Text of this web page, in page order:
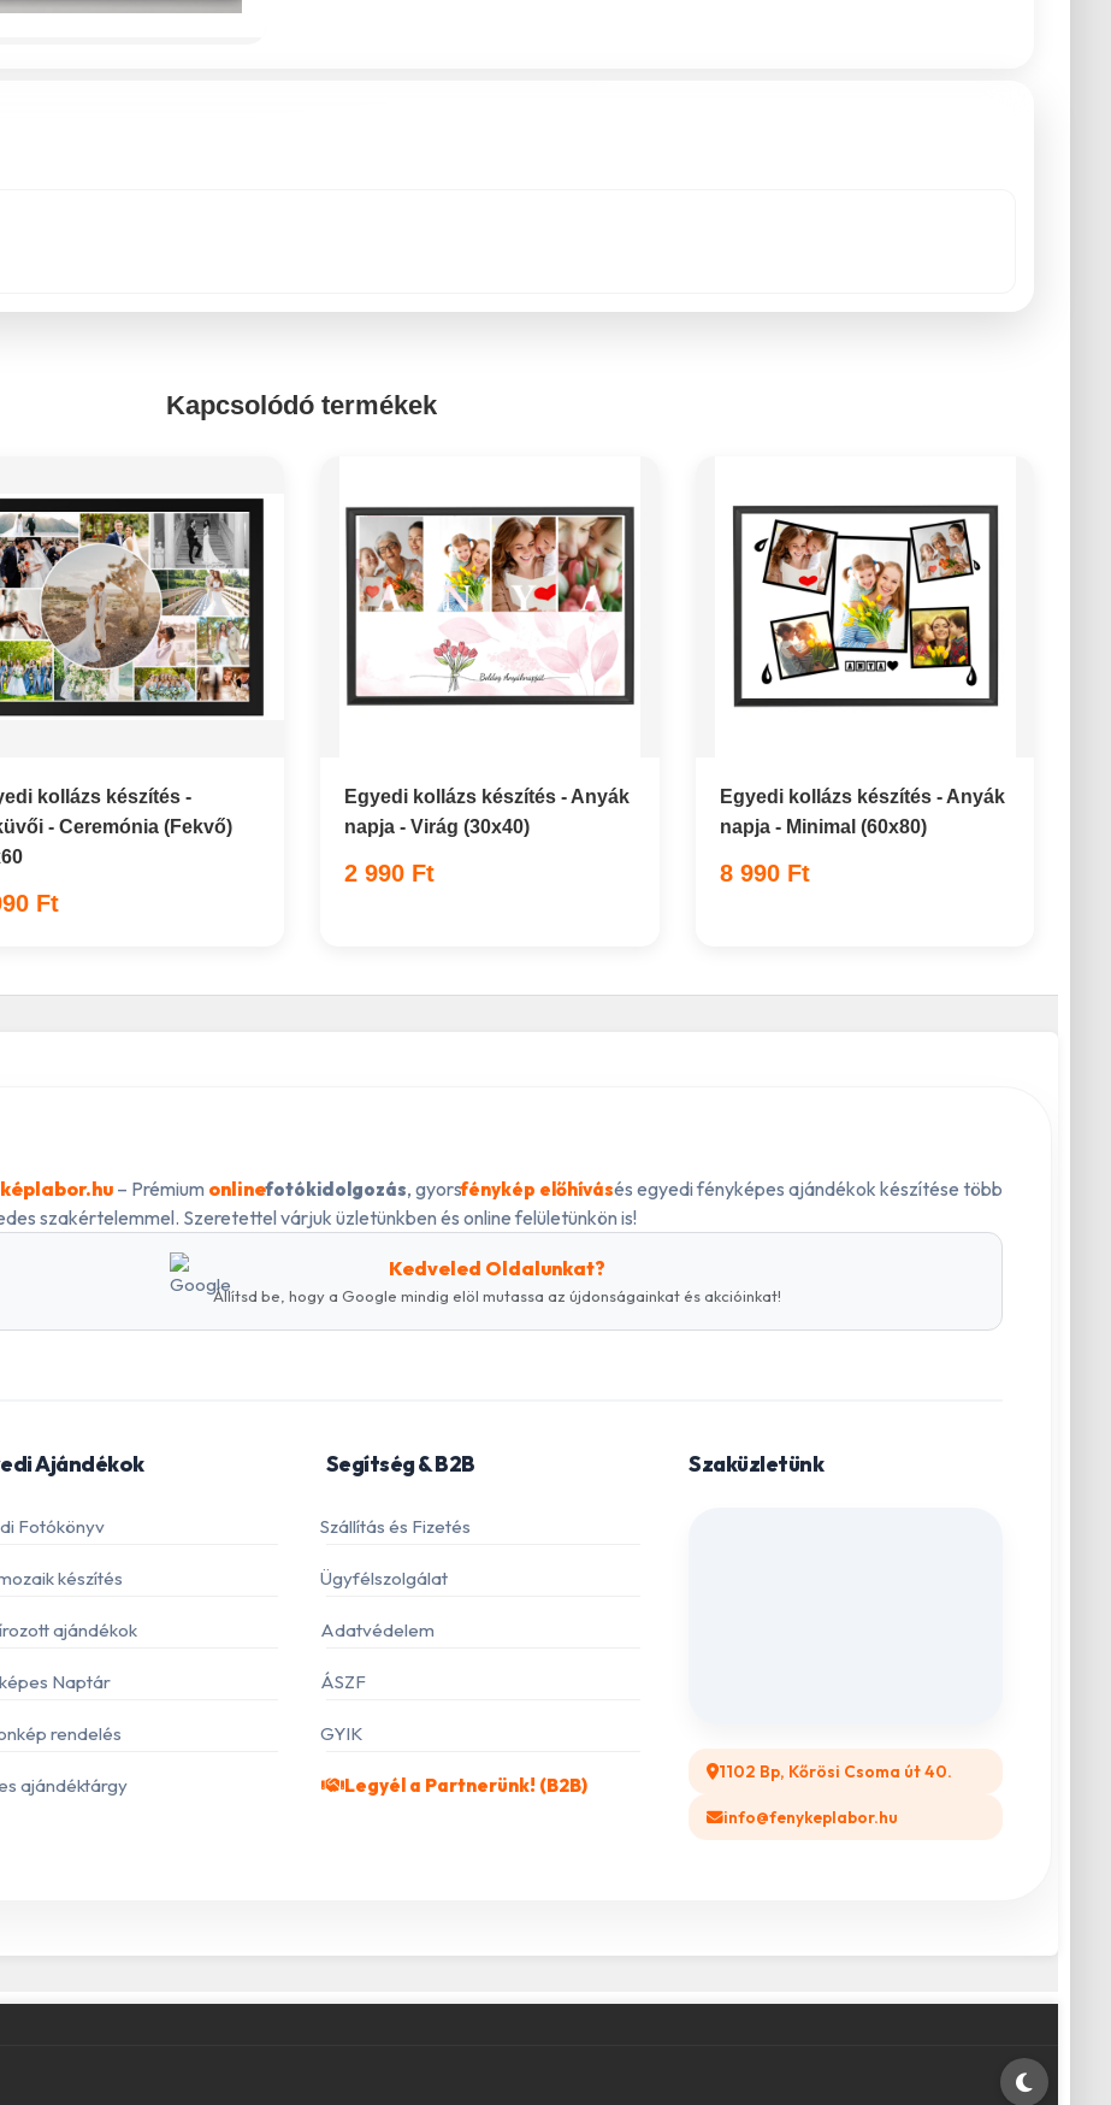
Kapcsolódó termékek
kollázs készítés -
- Ceremónia (Fekvő)
Ft
Egyedi kollázs készítés - Anyák
napja - Virág (30x40)
2 990 Ft
Egyedi kollázs készítés - Anyák
napja - Minimal (60x80)
8 990 Ft
– Prémium onlinefotókidolgozás, gyorsfénykép előhívásés egyedi fényképes ajándékok készítése több
szakértelemmel. Szeretettel várjuk üzletünkben és online felületünkön is!
Kedveled Oldalunkat?
Állítsd be, hogy a Google mindig elöl mutassa az újdonságainkat és akcióinkat!
Ajándékok
Fotókönyv
készítés
ajándékok
Naptár
rendelés
ajándéktárgy
Segítség & B2B
Szállítás és Fizetés
Ügyfélszolgálat
Adatvédelem
ÁSZF
GYIK
Legyél a Partnerünk! (B2B)
Szaküzletünk
1102 Bp, Kőrösi Csoma út 40.
info@fenykeplabor.hu